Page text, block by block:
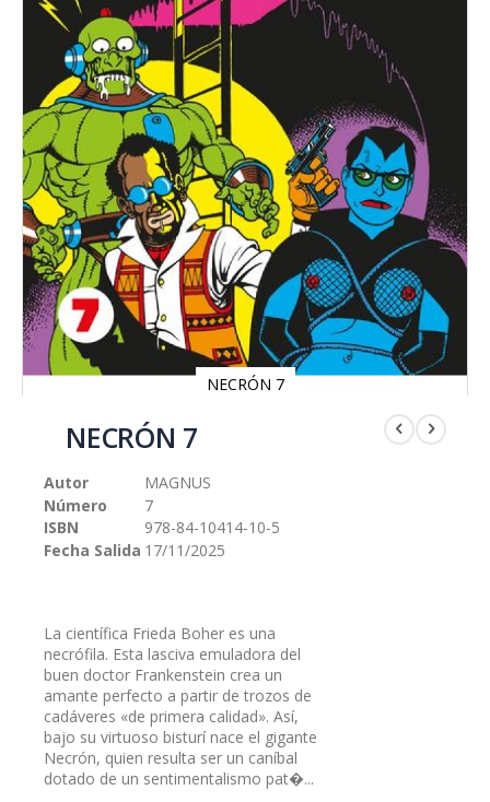
NECRÓN 7
comienzo
galería
imágenes
NECRÓN 7
Autor
MAGNUS
Número
7
ISBN
978-84-10414-10-5
Fecha Salida 17/11/2025
La científica Frieda Boher es una
necrófila. Esta lasciva emuladora del
buen doctor Frankenstein crea un
amante perfecto a partir de trozos de
cadáveres «de primera calidad». Así,
bajo su virtuoso bisturí nace el gigante
Necrón, quien resulta ser un caníbal
dotado de un sentimentalismo pat�...